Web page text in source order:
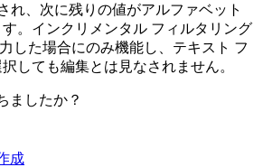
れ、次に残りの値がアルファベット
。インクリメンタル フィルタリング
した場合にのみ機能し、テキスト フ
しても編集とは見なされません。
ましたか？
成